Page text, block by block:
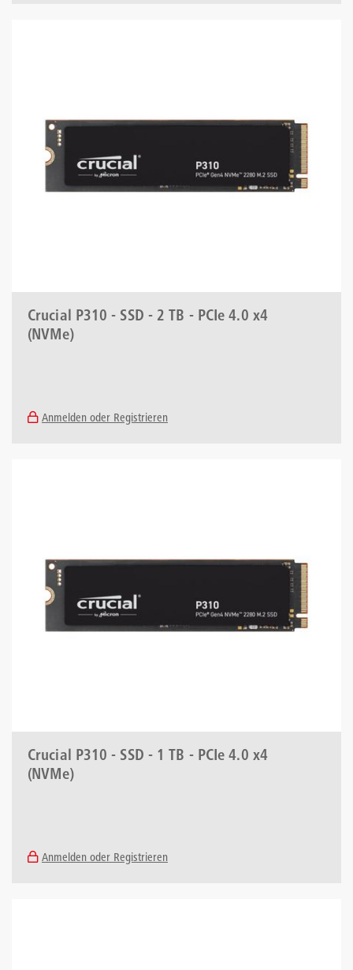
Crucial P310 - SSD - 2 TB - PCIe 4.0 x4
(NVMe)
Anmelden oder Registrieren
Crucial P310 - SSD - 1 TB - PCIe 4.0 x4
(NVMe)
Anmelden oder Registrieren